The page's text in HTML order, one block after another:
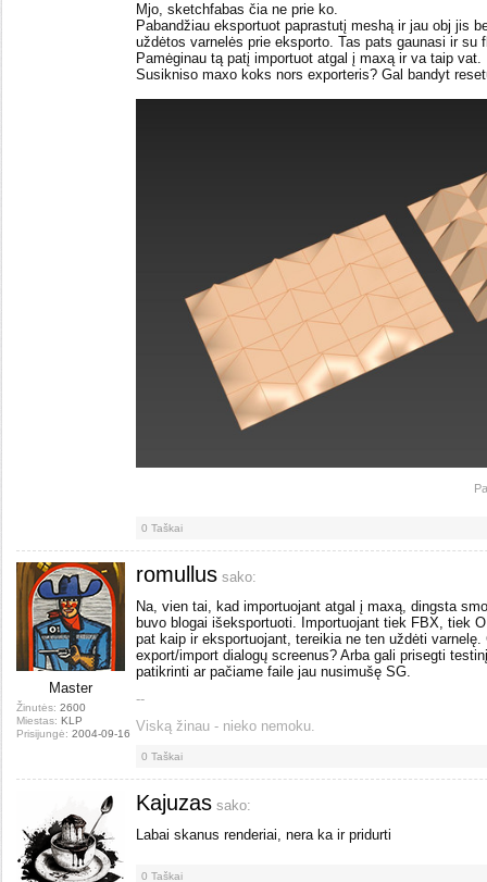
Mjo, sketchfabas čia ne prie ko.
Pabandžiau eksportuot paprastutį meshą ir jau obj jis
uždėtos varnelės prie eksporto. Tas pats gaunasi ir su
Pamėginau tą patį importuot atgal į maxą ir va taip vat.
Susikniso maxo koks nors exporteris? Gal bandyt
0 Taškai
Master
Žinutės: 2600
Miestas: KLP
Prisijungė: 2004-09-16
romullus sako:
Na, vien tai, kad importuojant atgal į maxą, dingsta
buvo blogai išeksportuoti. Importuojant tiek FBX, tiek
pat kaip ir eksportuojant, tereikia ne ten uždėti
export/import dialogų screenus? Arba gali prisegti
patikrinti ar pačiame faile jau nusimušę SG.
--
Viską žinau - nieko nemoku.
0 Taškai
Kajuzas sako:
Labai skanus renderiai, nera ka ir pridurti
0 Taškai